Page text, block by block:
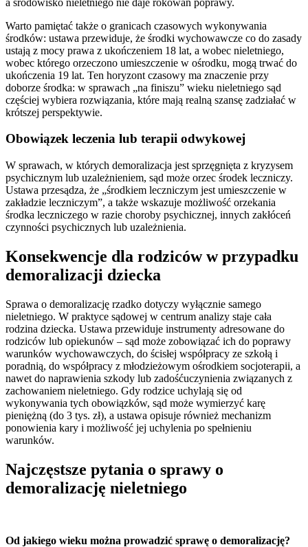
Warto pamiętać także o granicach czasowych wykonywania
środków: ustawa przewiduje, że środki wychowawcze co do zasady
ustają z mocy prawa z ukończeniem 18 lat, a wobec nieletniego,
wobec którego orzeczono umieszczenie w ośrodku, mogą trwać do
ukończenia 19 lat. Ten horyzont czasowy ma znaczenie przy
doborze środka: w sprawach „na finiszu” wieku nieletniego sąd
częściej wybiera rozwiązania, które mają realną szansę zadziałać w
krótszej perspektywie.
Obowiązek leczenia lub terapii odwykowej
W sprawach, w których demoralizacja jest sprzęgnięta z kryzysem
psychicznym lub uzależnieniem, sąd może orzec środek leczniczy.
Ustawa przesądza, że „środkiem leczniczym jest umieszczenie w
zakładzie leczniczym”, a także wskazuje możliwość orzekania
środka leczniczego w razie choroby psychicznej, innych zakłóceń
czynności psychicznych lub uzależnienia.
Konsekwencje dla rodziców w przypadku
demoralizacji dziecka
Sprawa o demoralizację rzadko dotyczy wyłącznie samego
nieletniego. W praktyce sądowej w centrum analizy staje cała
rodzina dziecka. Ustawa przewiduje instrumenty adresowane do
rodziców lub opiekunów – sąd może zobowiązać ich do poprawy
warunków wychowawczych, do ścisłej współpracy ze szkołą i
poradnią, do współpracy z młodzieżowym ośrodkiem socjoterapii, a
nawet do naprawienia szkody lub zadośćuczynienia związanych z
zachowaniem nieletniego. Gdy rodzice uchylają się od
wykonywania tych obowiązków, sąd może wymierzyć karę
pieniężną (do 3 tys. zł), a ustawa opisuje również mechanizm
ponowienia kary i możliwość jej uchylenia po spełnieniu
warunków.
Najczęstsze pytania o sprawy o
demoralizację nieletniego
Od jakiego wieku można prowadzić sprawę o demoralizację?